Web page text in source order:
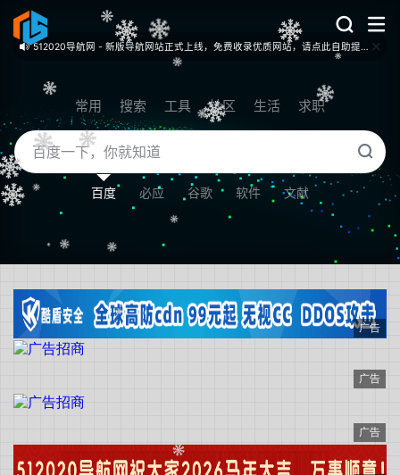
512020导航网 - 新版导航网站正式上线，免费收录优质网站，请点此自助提交！
常用 搜索 工具 社区 生活 求职
百度 必应 谷歌 软件 文献